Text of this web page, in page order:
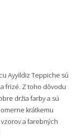
Ayyildiz Teppiche sú
frizé. Z toho dôvodu
držia farby a sú
krátkemu
a farebných